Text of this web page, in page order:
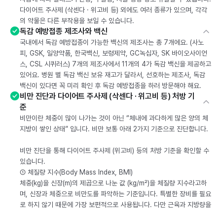
다이어트 주사제 (삭센다 · 위고비 등) 외에도 여러 종류가 있으며, 각각
의 약물은 다른 부작용을 보일 수 있습니다.
독감 예방접종 제조사와 백신
국내에서 독감 예방접종이 가능한 백신의 제조사는 총 7개에요. (사노
피, GSK, 일양약품, 한국백신, 보령제약, GC녹십자, SK 바이오사이언
스, CSL 시퀴러스) 7개의 제조사에서 11개의 4가 독감 백신을 제공하고
있어요. 병원 별 독감 백신 보유 재고가 달라서, 선호하는 제조사, 독감
백신이 있다면 꼭 미리 확인 후 독감 예방접종을 하러 방문해야 해요.
비만 진단과 다이어트 주사제 (삭센다 · 위고비 등) 처방 기
준
비만이란 체중이 많이 나가는 것이 아닌 “체내에 과다하게 많은 양의 체
지방이 쌓인 상태” 입니다. 비만 보통 아래 2가지 기준으로 진단합니다.
비만 진단을 통해 다이어트 주사제 (위고비) 등의 처방 기준을 확인할 수
있습니다.
① 체질량 지수(Body Mass Index, BMI)
체중(kg)을 신장(m)의 제곱으로 나눈 값 (kg/m²)을 체질량 지수라고하
며, 신장과 체중으로 비만도를 파악하는 기준입니다. 특별한 장비를 필요
로 하지 않기 때문에 가장 보편적으로 사용됩니다. 다만 근육과 지방량을